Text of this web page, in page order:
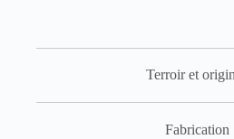
Terroir et
Fabrication